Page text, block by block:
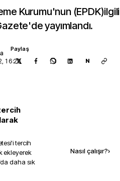
Kurumu'nun (EPDK)ilgili
yayımlandı.
16:28
Paylaş
N
'i tercih
ekleyerek
daha sık
Nasıl çalışır?›